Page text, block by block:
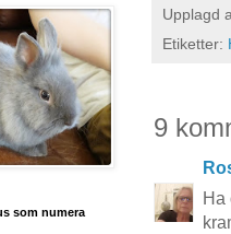
Upplagd
Etiketter:
9
Ha
som numera